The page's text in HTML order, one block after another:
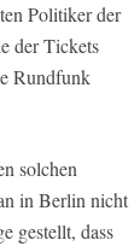
Politiker der
der Tickets
Rundfunk
solchen
in Berlin nicht
gestellt, dass